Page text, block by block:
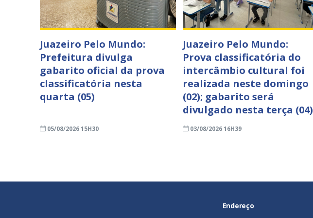
Juazeiro Pelo Mundo:
Prefeitura divulga
gabarito oficial da prova
classificatória nesta
quarta (05)
05/08/2026 15H30
Juazeiro Pelo Mundo:
Prova classificatória do
intercâmbio cultural foi
realizada neste domingo
(02); gabarito será
divulgado nesta terça (04)
03/08/2026 16H39
Endereço